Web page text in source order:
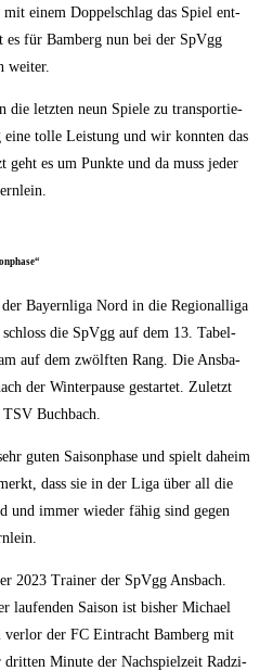
einem Dop­pel­schlag das Spiel ent­
es für Bam­berg nun bei der SpVgg
weiter.
die letz­ten neun Spie­le zu trans­por­tie­
eine tol­le Leis­tung und wir konn­ten das
geht es um Punk­te und da muss jeder
Bay­ern­li­ga Nord in die Regio­nal­li­ga
die SpVgg auf dem 13. Tabel­
auf dem zwölf­ten Rang. Die Ans­ba­
der Win­ter­pau­se gestar­tet. Zuletzt
Buchbach.
guten Sai­son­pha­se und spielt daheim
dass sie in der Liga über all die
und immer wie­der fähig sind gegen
2023 Trai­ner der SpVgg Ans­bach.
lau­fen­den Sai­son ist bis­her Micha­el
ver­lor der FC Ein­tracht Bam­berg mit
drit­ten Minu­te der Nach­spiel­zeit Rad­zi­